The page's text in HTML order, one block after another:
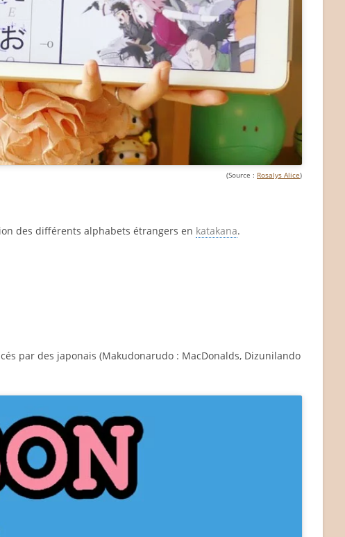
(Source : Rosalys Alice)
des différents alphabets étrangers en katakana.
par des japonais (Makudonarudo : MacDonalds, Dizunilando